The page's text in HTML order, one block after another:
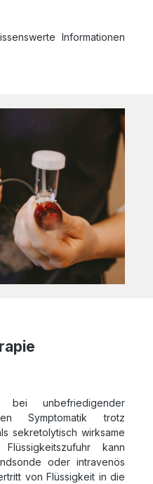
Informationen
bei unbefriedigender
Symptomatik trotz
sekretolytisch wirksame
kann
oder intravenös
von Flüssigkeit in die